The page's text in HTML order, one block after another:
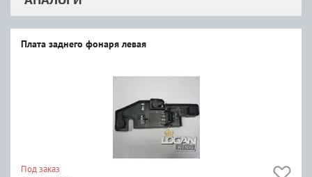
Плата заднего фонаря левая
Под заказ